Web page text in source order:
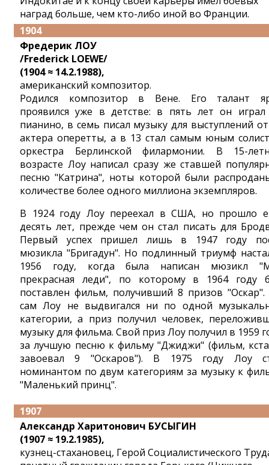
наград больше, чем кто-либо иной во Франции.
1904
Фредерик ЛОУ
/Frederick LOEWE/
(1904 ≈ 14.2.1988),
американский композитор.
Родился композитор в Вене. Его талант
проявился уже в детстве: в пять лет он
пианино, в семь писал музыку для выступлений
актера оперетты, а в 13 стал самым юным
оркестра Берлинской филармонии. В 15-
возрасте Лоу написал сразу же ставшей
песню "Катрина", ноты которой были
количестве более одного миллиона экземпляров.
В 1924 году Лоу переехал в США, но прошло
десять лет, прежде чем он стал писать для
Первый успех пришел лишь в 1947 году
мюзикла "Бригадун". Но подлинный триумф
1956 году, когда была написан мюзикл
прекрасная леди", по которому в 1964 году
поставлен фильм, получивший 8 призов
сам Лоу не выдвигался ни по одной
категории, а приз получил человек,
музыку для фильма. Свой приз Лоу получил в 1959
за лучшую песню к фильму "Джиджи" (фильм,
завоевал 9 "Оскаров"). В 1975 году Лоу
номинантом по двум категориям за музыку к
"Маленький принц".
1907
Александр Харитонович БУСЫГИН
(1907 ≈ 19.2.1985),
кузнец-стахановец, Герой Социалистического